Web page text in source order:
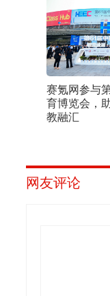
赛氪网参与
育博览会，
教融汇
网友评论